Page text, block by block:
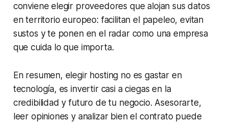
conviene elegir proveedores que alojan sus datos
en territorio europeo: facilitan el papeleo, evitan
sustos y te ponen en el radar como una empresa
que cuida lo que importa.
En resumen, elegir hosting no es gastar en
tecnología, es invertir casi a ciegas en la
credibilidad y futuro de tu negocio. Asesorarte,
leer opiniones y analizar bien el contrato puede